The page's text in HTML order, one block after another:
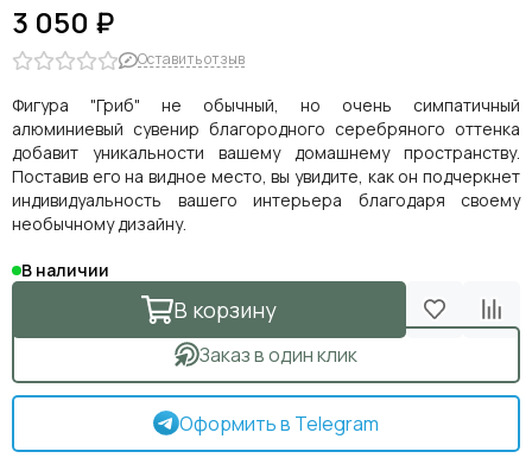
3 050 ₽
Оставить отзыв
Фигура "Гриб" не обычный, но очень симпатичный
алюминиевый сувенир благородного серебряного оттенка
добавит уникальности вашему домашнему пространству.
Поставив его на видное место, вы увидите, как он подчеркнет
индивидуальность вашего интерьера благодаря своему
необычному дизайну.
В наличии
В корзину
Заказ в один клик
Оформить в Telegram